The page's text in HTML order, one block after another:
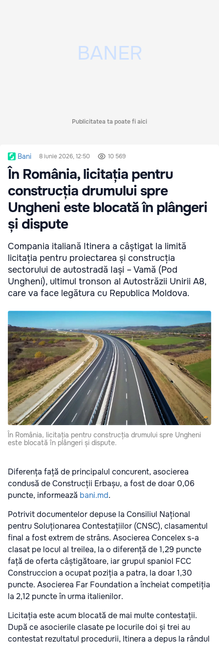
Publicitatea ta poate fi aici
Bani 8 iunie 2026, 12:50 10 569
În România, licitația pentru
construcția drumului spre
Ungheni este blocată în plângeri
și dispute
Compania italiană Itinera a câștigat la limită
licitația pentru proiectarea și construcția
sectorului de autostradă Iași – Vamă (Pod
Ungheni), ultimul tronson al Autostrăzii Unirii A8,
care va face legătura cu Republica Moldova.
În România, licitația pentru construcția drumului spre Ungheni
este blocată în plângeri și dispute.
Diferența față de principalul concurent, asocierea
condusă de Construcții Erbașu, a fost de doar 0,06
puncte, informează bani.md.
Potrivit documentelor depuse la Consiliul Național
pentru Soluționarea Contestațiilor (CNSC), clasamentul
final a fost extrem de strâns. Asocierea Concelex s-a
clasat pe locul al treilea, la o diferență de 1,29 puncte
față de oferta câștigătoare, iar grupul spaniol FCC
Construccion a ocupat poziția a patra, la doar 1,30
puncte. Asocierea Far Foundation a încheiat competiția
la 2,12 puncte în urma italienilor.
Licitația este acum blocată de mai multe contestații.
După ce asocierile clasate pe locurile doi și trei au
contestat rezultatul procedurii, Itinera a depus la rândul